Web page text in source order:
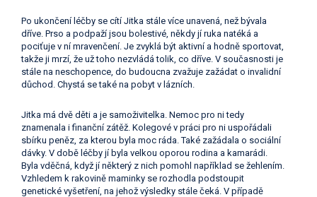
Po ukončení léčby se cítí Jitka stále více unavená, než bývala
dříve. Prso a podpaží jsou bolestivé, někdy jí ruka natéká a
pociťuje v ní mravenčení. Je zvyklá být aktivní a hodně sportovat,
takže ji mrzí, že už toho nezvládá tolik, co dříve. V současnosti je
stále na neschopence, do budoucna zvažuje zažádat o invalidní
důchod. Chystá se také na pobyt v lázních.
Jitka má dvě děti a je samoživitelka. Nemoc pro ni tedy
znamenala i finanční zátěž. Kolegové v práci pro ni uspořádali
sbírku peněz, za kterou byla moc ráda. Také zažádala o sociální
dávky. V době léčby jí byla velkou oporou rodina a kamarádi.
Byla vděčná, když jí některý z nich pomohl například se žehlením.
Vzhledem k rakovině maminky se rozhodla podstoupit
genetické vyšetření, na jehož výsledky stále čeká. V případě